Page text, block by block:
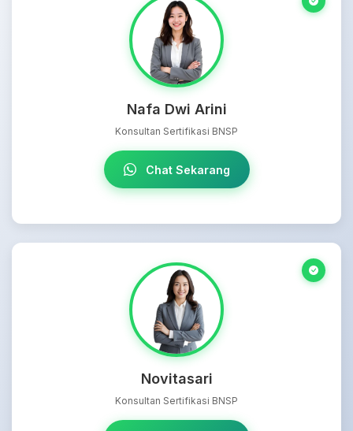
Nafa Dwi Arini
Konsultan Sertifikasi BNSP
Chat Sekarang
Novitasari
Konsultan Sertifikasi BNSP